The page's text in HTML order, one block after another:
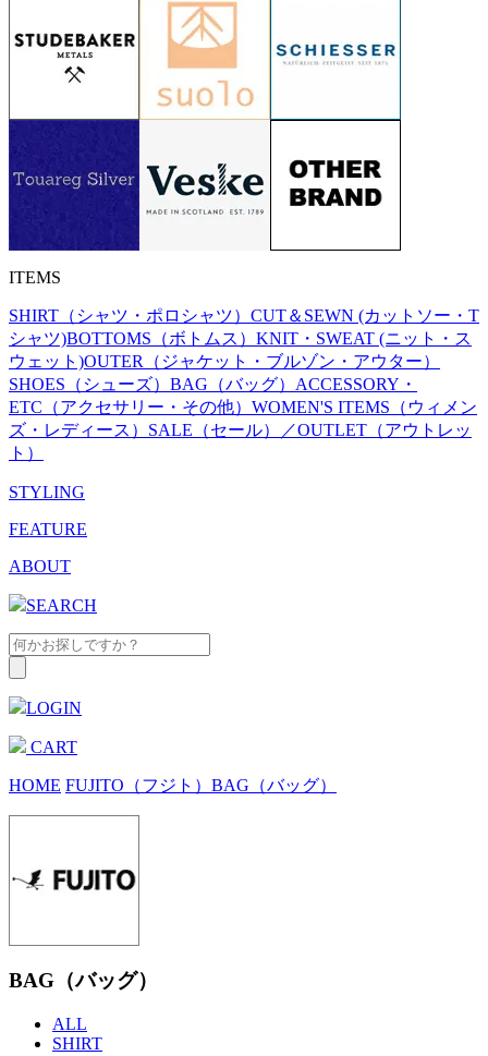
ITEMS
SHIRT（シャツ・ポロシャツ） CUT＆SEWN (カットソー・T
シャツ)BOTTOMS（ボトムス） KNIT・SWEAT (ニット・ス
ウェット)OUTER（ジャケット・ブルゾン・アウター）
SHOES（シューズ） BAG（バッグ） ACCESSORY・
ETC（アクセサリー・その他） WOMEN'S ITEMS（ウィメン
ズ・レディース） SALE（セール）／OUTLET（アウトレッ
ト）
STYLING
FEATURE
ABOUT
SEARCH
LOGIN
CART
HOME FUJITO（フジト） BAG（バッグ）
BAG（バッグ）
ALL
SHIRT